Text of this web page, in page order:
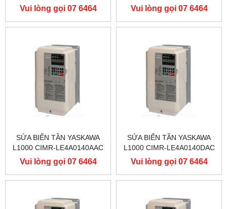
400V 90KW, BIẾN TẦN
YASKAWA L1000
Vui lòng gọi 07 6464
9556
400V 90KW, BIẾN TẦN
YASKAWA L1000
Vui lòng gọi 07 6464
9556
SỬA BIẾN TẦN YASKAWA
L1000 CIMR-LE4A0140AAC
400V 75KW, BIẾN TẦN
YASKAWA L1000
Vui lòng gọi 07 6464
9556
SỬA BIẾN TẦN YASKAWA
L1000 CIMR-LE4A0140DAC
400V 75KW, BIẾN TẦN
YASKAWA L1000
Vui lòng gọi 07 6464
9556